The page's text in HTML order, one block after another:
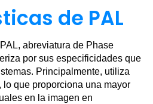
de PAL
abreviatura de Phase
por sus especificidades que
Principalmente, utiliza
que proporciona una mayor
en la imagen en